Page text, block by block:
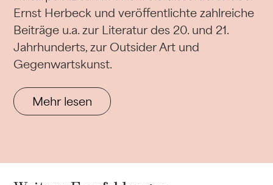
Ernst Herbeck und veröffentlichte zahlreiche
Beiträge u.a. zur Literatur des 20. und 21.
Jahrhunderts, zur Outsider Art und
Gegenwartskunst.
Mehr lesen